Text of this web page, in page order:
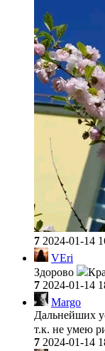
7 2024-01-14
VEri
Здорово
7 2024-01-14
Margo
Дальнейших
т.к. не умею
7 2024-01-14